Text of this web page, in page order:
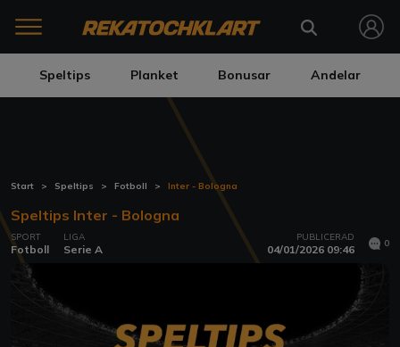
Speltips Planket Bonusar Andelar
Start Speltips Fotboll Inter - Bologna
Speltips Inter - Bologna
SPORT
Fotboll
LIGA
Serie A
PUBLICERAD
04/01/2026 09:46 0